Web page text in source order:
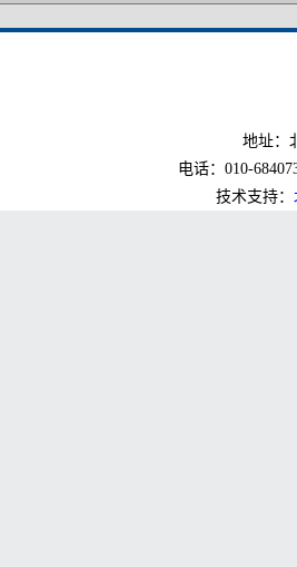
地址：
电话：010-
技术支持：